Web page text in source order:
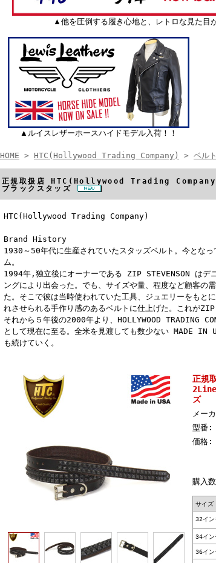
▲他を圧倒する履き心地と、レトロな見た目
▲ルイスレザーホースハイドモデル入荷！！
HOME > HTC(Hollywood Trading Company) > ベルト
正規取扱店 HTC(Hollywood Trading
ブラックスタッズ
HTC(Hollywood Trading Company)
Brand History
1930～50年代に生産されていたスタッズベルト。今とな
ム。
1994年,独立後にオーナーである ZIP STEVENSON はデ
ングにより出会った。でも、サイズや量、程度など顧客の
た。そこで彼は当時使われていた工具、ジュエリーをもと
れさせられる手作り感のあるベルトに仕上げた。これがZIP
それから５年後の2000年より、HOLLYWOOD TRADING
として現在に至る。全米を見渡しても数少ない MADE IN
も続けていく。
正規
ズ
メー
型番:
価格:
購入
サイズ
32イン
34イン
36イン